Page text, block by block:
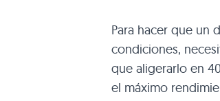
Para hacer que
condiciones,
que aligerarlo en
el máximo